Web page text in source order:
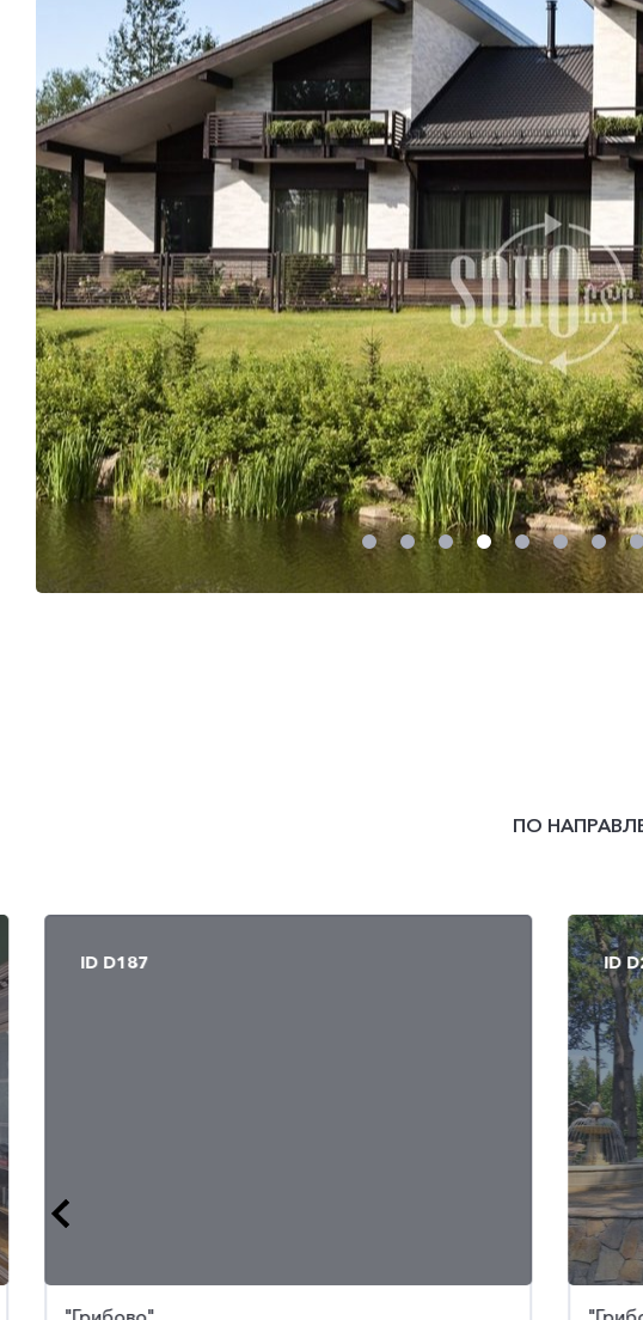
ПО
ID D187 ID
ID D1753